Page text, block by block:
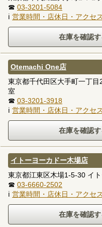
☎ 03-3201-5084
ℹ 営業時間・店休日・アクセ
Otemachi One店
東京都千代田区大手町一丁
室
☎ 03-3201-3918
ℹ 営業時間・店休日・アクセ
イトーヨーカドー木場店
東京都江東区木場1-5-30 イ
☎ 03-6660-2502
ℹ 営業時間・店休日・アクセ